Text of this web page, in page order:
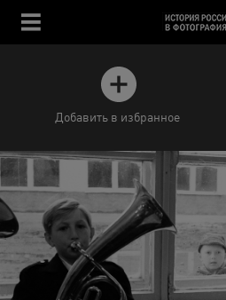
Добавить в избранное